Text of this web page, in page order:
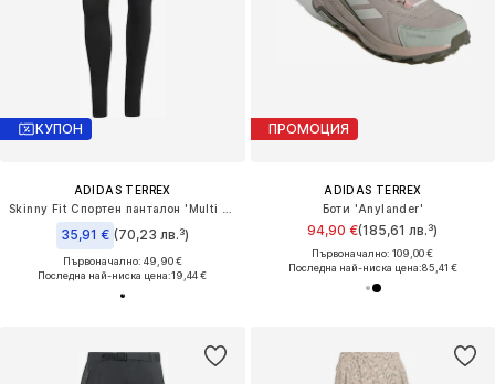
КУПОН
ADIDAS TERREX
35,91 € (70,23 лв.³)
Първоначално: 49,90 €
Последна най-ниска цена:19,44 €
ПРОМОЦИЯ
ADIDAS TERREX
Боти 'Anylander'
94,90 €(185,61 лв.³)
Първоначално: 109,00 €
Последна най-ниска цена:85,41 €